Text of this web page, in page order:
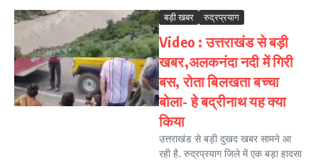
बड़ी खबर रुद्रप्रयाग
Video : उत्तराखंड से बड़ी
खबर,अलकनंदा नदी में गिरी
बस, रोता बिलखता बच्चा
बोला- हे बद्रीनाथ यह क्या
किया
उत्तराखंड से बड़ी दुखद खबर सामने आ
रही है. रुद्रप्रयाग जिले में एक बड़ा हादसा